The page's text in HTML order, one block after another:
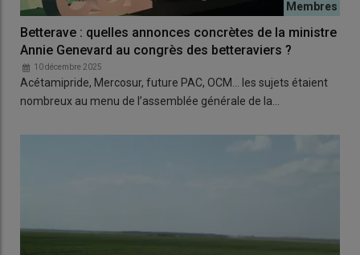
Betterave : quelles annonces concrètes de la ministre
Annie Genevard au congrès des betteraviers ?
10 décembre 2025
Acétamipride, Mercosur, future PAC, OCM… les sujets étaient
nombreux au menu de l’assemblée générale de la…